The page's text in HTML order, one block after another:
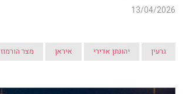
13/04/2026
גרעין יהונתן אדירי איראן מצר הורמוז